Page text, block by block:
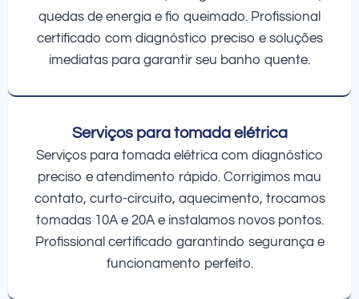
quedas de energia e fio queimado. Profissional
certificado com diagnóstico preciso e soluções
imediatas para garantir seu banho quente.
Serviços para tomada elétrica
Serviços para tomada elétrica com diagnóstico
preciso e atendimento rápido. Corrigimos mau
contato, curto-circuito, aquecimento, trocamos
tomadas 10A e 20A e instalamos novos pontos.
Profissional certificado garantindo segurança e
funcionamento perfeito.